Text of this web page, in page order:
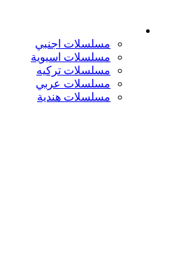
مسلسلات اجنبي
مسلسلات اسيوية
مسلسلات تركيه
مسلسلات عربي
مسلسلات هندية